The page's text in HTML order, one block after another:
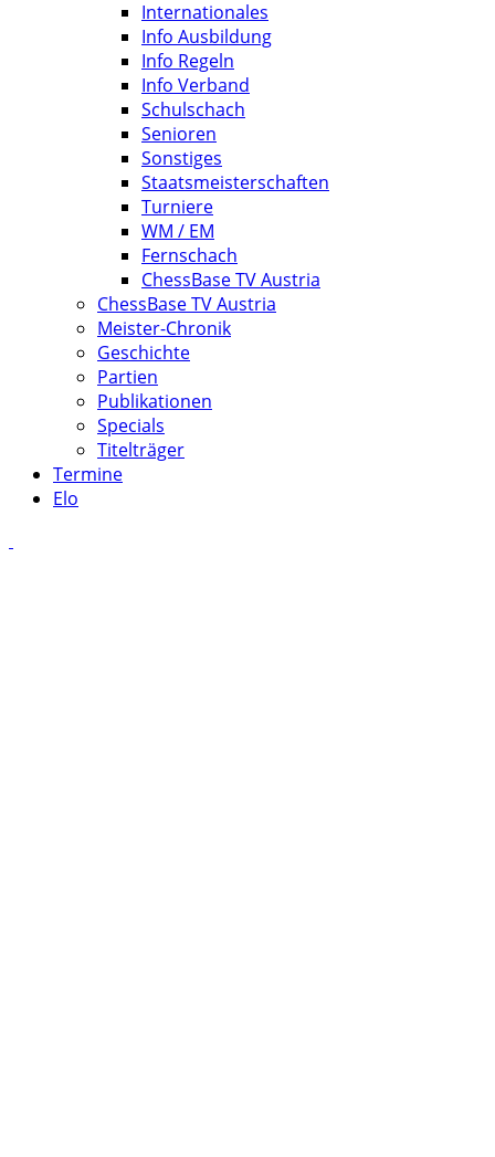
Internationales
Info Ausbildung
Info Regeln
Info Verband
Schulschach
Senioren
Sonstiges
Staatsmeisterschaften
Turniere
WM / EM
Fernschach
ChessBase TV Austria
ChessBase TV Austria
Meister-Chronik
Geschichte
Partien
Publikationen
Specials
Titelträger
Termine
Elo